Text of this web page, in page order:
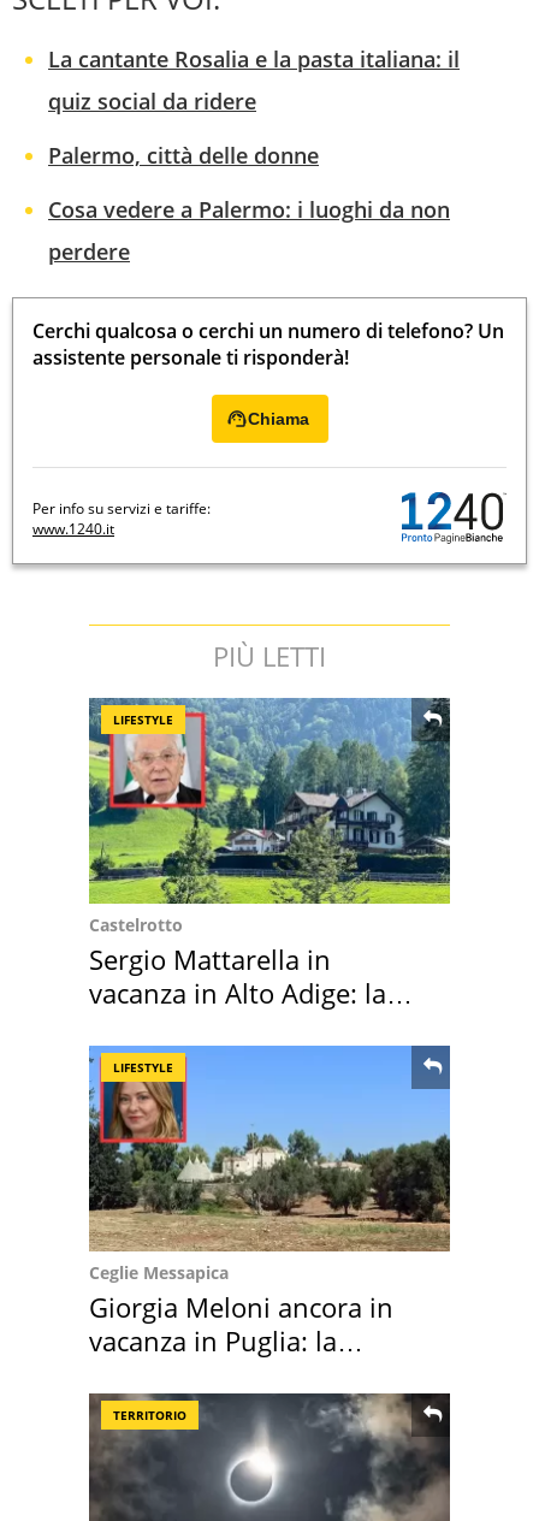
La cantante Rosalia e la pasta italiana: il
quiz social da ridere
Palermo, città delle donne
Cosa vedere a Palermo: i luoghi da non
perdere
Cerchi qualcosa o cerchi un numero di telefono? Un
assistente personale ti risponderà!
Chiama
Per info su servizi e tariffe:
www.1240.it
PIÙ LETTI
LIFESTYLE
Castelrotto
Sergio Mattarella in
vacanza in Alto Adige: la
LIFESTYLE
Ceglie Messapica
Giorgia Meloni ancora in
vacanza in Puglia: la
TERRITORIO